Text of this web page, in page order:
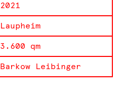
2021
Laupheim
3.600 qm
Barkow Leibinger